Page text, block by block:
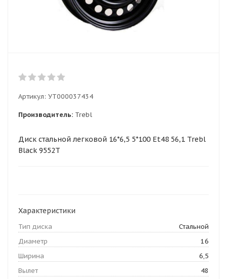
Артикул: УТ000037434
Производитель: Trebl
Диск стальной легковой 16*6,5 5*100 Et48 56,1 Trebl
Black 9552T
Характеристики
Тип диска
Стальной
Диаметр
16
Ширина
6,5
Вылет
48